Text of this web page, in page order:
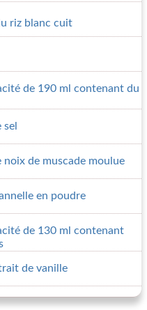
riz blanc cuit
de 190 ml contenant du
de muscade moulue
en poudre
de 130 ml contenant
de vanille